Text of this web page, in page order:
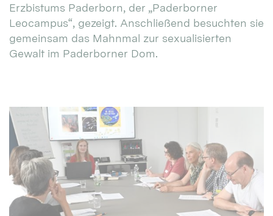
Erzbistums Paderborn, der „Paderborner
Leocampus“, gezeigt. Anschließend besuchten sie
gemeinsam das Mahnmal zur sexualisierten
Gewalt im Paderborner Dom.